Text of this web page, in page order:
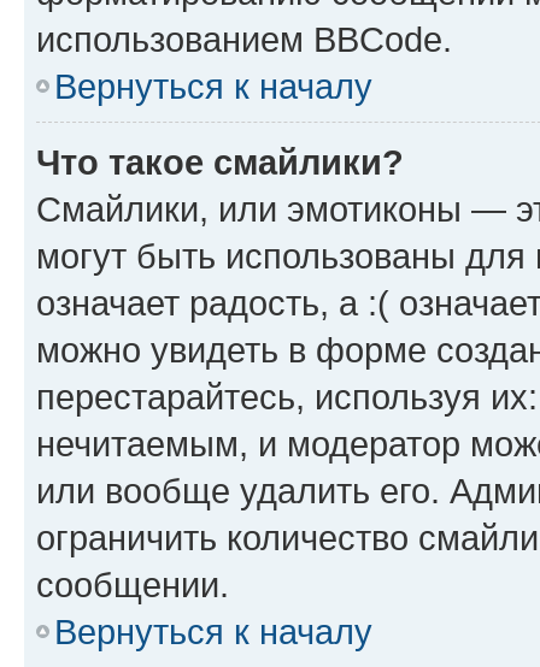
использованием BBCode.
Вернуться к началу
Что такое смайлики?
Смайлики, или эмотиконы —
могут быть использованы
означает радость, а :(
можно увидеть в форме
перестарайтесь, используя
нечитаемым, и модератор
или вообще удалить его.
ограничить количество
сообщении.
Вернуться к началу